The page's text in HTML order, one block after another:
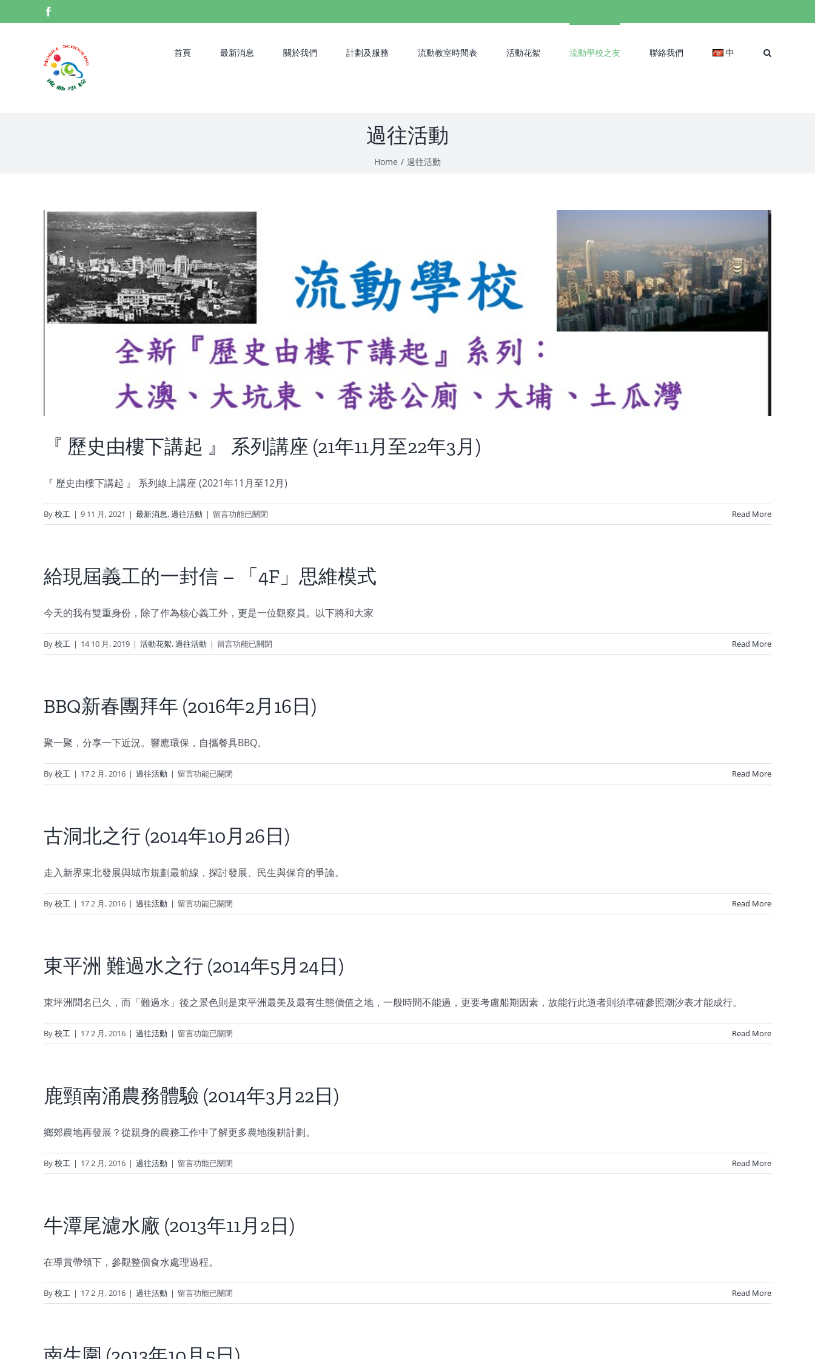
to
首頁 最新消息 關於我們 計劃及服務 流動教室時間表 活動花絮 流動學校之友 聯絡我們 中
過往活動
Home 過往活動
『 歷史由樓下講起 』 系列講座 (21年11月至22年3月)
『 歷史由樓下講起 』 系列線上講座 (2021年11月至12月)
By校工 | 9 11 月, 2021 | 最新消息,過往活動 | 在
〈『
由
樓
講
』
系
(21
11
月
至
22
中
留言功能已關閉 Read More
給現屆義工的一封信 – 「4F」思維模式
今天的我有雙重身份，除了作為核心義工外，更是一位觀察員。以下將和大家
By校工 | 14 10 月, 2019 | 活動花絮,過往活動 | 在
〈給
義
工
一
信
–
模
中
留言功能已關閉 Read More
BBQ新春團拜年 (2016年2月16日)
聚一聚，分享一下近況。響應環保，自攜餐具BBQ。
By校工 | 17 2 月, 2016 | 過往活動 | 在
〈BBQ
拜
(2016
2
月
留言功能已關閉 Read More
古洞北之行 (2014年10月26日)
走入新界東北發展與城市規劃最前線，探討發展、民生與保育的爭論。
By校工 | 17 2 月, 2016 | 過往活動 | 在
〈古
之
行
年
月
26
留言功能已關閉 Read More
東平洲 難過水之行 (2014年5月24日)
東坪洲聞名已久，而「難過水」後之景色則是東平洲最美及最有生態價值之地，一般時間不能過，更要考慮船期因素，故能行此道者則須準確參照潮汐表才能成行。
By校工 | 17 2 月, 2016 | 過往活動 | 在
〈東
難
過
之
(2014
年
日)〉
留言功能已關閉 Read More
鹿頸南涌農務體驗 (2014年3月22日)
鄉郊農地再發展？從親身的農務工作中了解更多農地復耕計劃。
By校工 | 17 2 月, 2016 | 過往活動 | 在
〈鹿
農
體
(2014
年
留言功能已關閉 Read More
牛潭尾濾水廠 (2013年11月2日)
在導賞帶領下，參觀整個食水處理過程。
By校工 | 17 2 月, 2016 | 過往活動 | 在
〈牛
留言功能已關閉 Read More